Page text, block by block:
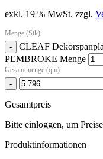
exkl. 19 % MwSt. zzgl.
Menge (Stk)
-
CLEAF
PEMBROKE Menge
Gesamtmenge (qm)
-
Gesamtpreis
Bitte einloggen, um
Produktinformationen